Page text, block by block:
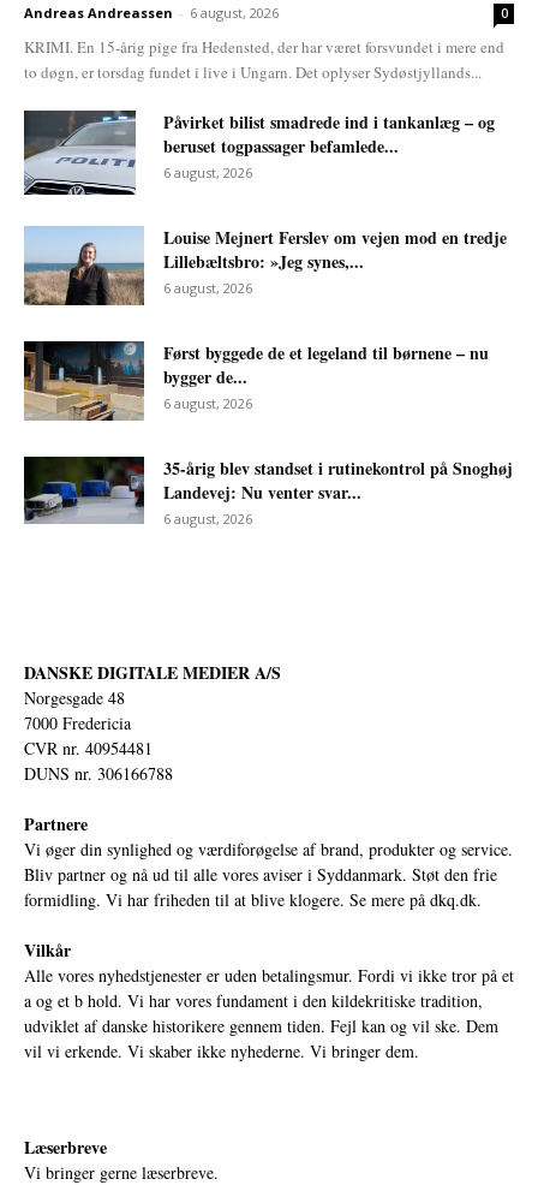
Andreas Andreassen - 6 august, 2026 0
KRIMI. En 15-årig pige fra Hedensted, der har været forsvundet i mere end
to døgn, er torsdag fundet i live i Ungarn. Det oplyser Sydøstjyllands...
Påvirket bilist smadrede ind i tankanlæg – og
beruset togpassager befamlede...
6 august, 2026
Louise Mejnert Ferslev om vejen mod en tredje
Lillebæltsbro: »Jeg synes,...
6 august, 2026
Først byggede de et legeland til børnene – nu
bygger de...
6 august, 2026
35-årig blev standset i rutinekontrol på Snoghøj
Landevej: Nu venter svar...
6 august, 2026
DANSKE DIGITALE MEDIER A/S
Norgesgade 48
7000 Fredericia
CVR nr. 40954481
DUNS nr. 306166788
Partnere
Vi øger din synlighed og værdiforøgelse af brand, produkter og service.
Bliv partner og nå ud til alle vores aviser i Syddanmark. Støt den frie
formidling. Vi har friheden til at blive klogere. Se mere på dkq.dk.
Vilkår
Alle vores nyhedstjenester er uden betalingsmur. Fordi vi ikke tror på et
a og et b hold. Vi har vores fundament i den kildekritiske tradition,
udviklet af danske historikere gennem tiden. Fejl kan og vil ske. Dem
vil vi erkende. Vi skaber ikke nyhederne. Vi bringer dem.
Læserbreve
Vi bringer gerne læserbreve.